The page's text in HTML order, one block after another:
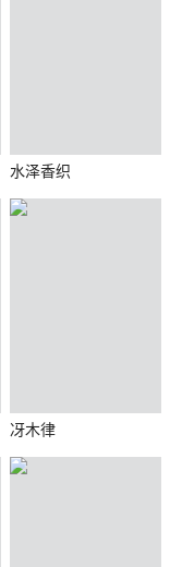
水泽香织
冴木律